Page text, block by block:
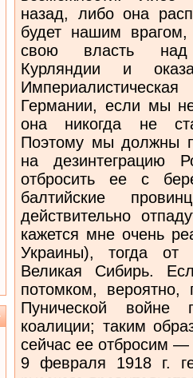
назад, либо она
будет нашим врагом,
свою власть над
Курляндии и
Германии, если мы
она никогда не
Поэтому мы должны
на дезинтеграцию
отбросить ее с
балтийские
действительно
кажется мне очень
Украины), тогда от
Великая Сибирь.
потомком, вероятно,
Пунической войне
коалиции; таким
сейчас ее отбросим
9 февраля 1918 г.